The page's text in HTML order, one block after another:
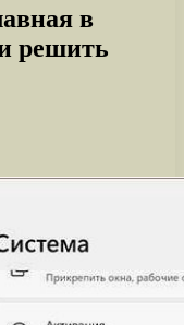
в
решить